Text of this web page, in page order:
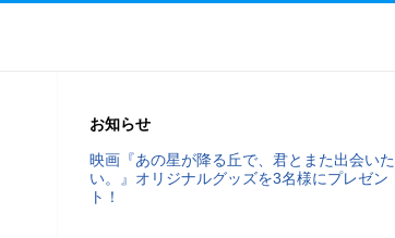
お知らせ
映画『あの星が降る丘で、君とまた出会いた
い。』オリジナルグッズを3名様にプレゼン
ト！